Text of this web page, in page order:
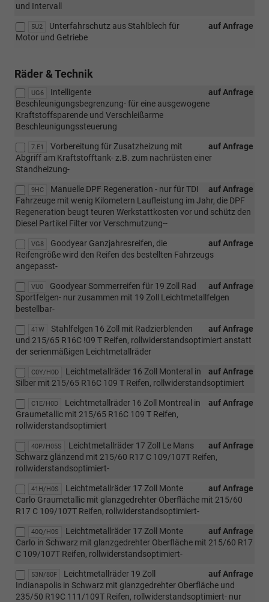
und Intervall
5U2 auf Anfrage
Unterfahrschutz aus Stahlblech für
Motor und Getriebe
Räder & Technik
UG6 auf Anfrage
Intelligente
Beschleunigungsbegrenzung- für eine ausgewogene
Kraftstoffsparende und Verschleißarme
Beschleunigungssteuerung
7.E1 auf Anfrage
Vorbereitung für Zusatzheizung mit
Abgriff am Kraftstofftank- z.B. zum nachrüsten einer
Standheizung-
9HC auf Anfrage
Manuelle DPF Regeneration - nur für TDI
Fahrzeuge mit wenig Kilometern Laufleistung im Jahr, die DPF
Regeneration beugt teuren Werkstattkosten vor und schütz den
Diesel Partikel Filter vor Verschmutzung--
VG8 auf Anfrage
Goodyear Ganzjahresreifen, die
Reifengröße wird den Reifen des bestellten Fahrzeugs
angepasst-
VU0 auf Anfrage
Goodyear Sommerreifen für 19 Zoll Rad
Sportfelgen- nur zusammen mit 19 Zoll Leichtmetallfelgen
bestellbar-
41W auf Anfrage
Stahlfelgen 16 Zoll mit Radzierblenden
und 215/65 R16C !09 T Reifen, rollwiderstandsoptimiert anstatt
der serienmäßigen Leichtmetallräder
C0Y/H0D auf Anfrage
Leichtmetallräder 16 Zoll Monteral in
Silber mit 215/65 R16C 109 T Reifen, rollwiderstandsoptimiert
C1E/H0D auf Anfrage
Leichtmetallräder 16 Zoll Montreal in
Graumetallic mit 215/65 R16C 109 T Reifen,
rollwiderstandsoptimiert
40P/H05S auf Anfrage
Leichtmetallräder 17 Zoll Le Mans
Schwarz glänzend mit 215/60 R17 C 109/107T Reifen,
rollwiderstandsoptimiert-
41H/H0S auf Anfrage
Leichtmetallräder 17 Zoll Monte
Carlo Graumetallic mit glanzgedrehter Oberfläche mit 215/60
R17 C 109/107T Reifen, rollwiderstandsoptimiert-
40Q/H0S auf Anfrage
Leichtmetallräder 17 Zoll Monte
Carlo in Schwarz mit glanzgedrehter Oberfläche mit 215/60 R17
C 109/107T Reifen, rollwiderstandsoptimiert-
53N/80F auf Anfrage
Leichtmetallräder 19 Zoll
Indianapolis in Schwarz mit glanzgedrehter Oberfläche und
235/50 R19C 111/109T Reifen, rollwiderstandsoptimiert- nur